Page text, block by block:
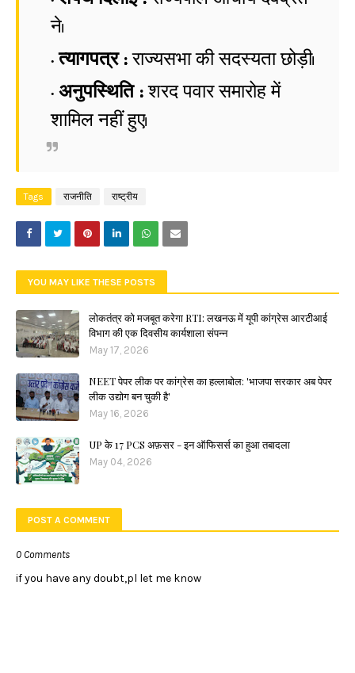
ने।
त्यागपत्र :राज्यसभा की सदस्यता छोड़ी।
अनुपस्थिति :शरद पवार समारोह में
शामिल नहीं हुए।
Tags राजनीति राष्ट्रीय
YOU MAY LIKE THESE POSTS
लोकतंत्र को मजबूत करेगा RTI: लखनऊ में यूपी कांग्रेस आरटीआई
विभाग की एक दिवसीय कार्यशाला संपन्न
May 17, 2026
NEET पेपर लीक पर कांग्रेस का हल्लाबोल: 'भाजपा सरकार अब पेपर
लीक उद्योग बन चुकी है'
May 16, 2026
UP के 17 PCS अफ़सर - इन ऑफिसर्स का हुआ तबादला
May 04, 2026
POST A COMMENT
0 Comments
if you have any doubt,pl let me know